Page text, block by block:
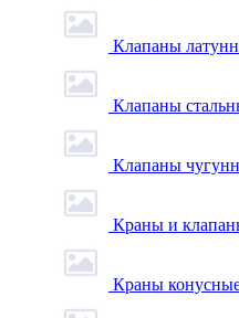
Клапаны
Клапаны
Клапаны
Краны и
Краны